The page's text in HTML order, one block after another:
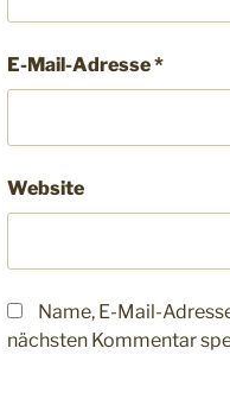
E-Mail-Adresse*
Website
Name, E-Mail-
nächsten Kommentar